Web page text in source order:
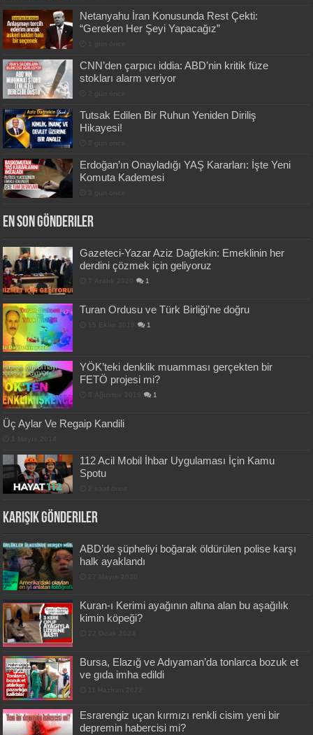
Netanyahu İran Konusunda Rest Çekti:
“Gereken Her Şeyi Yapacağız”
CNN’den çarpıcı iddia: ABD’nin kritik füze
stokları alarm veriyor
Tutsak Edilen Bir Ruhun Yeniden Diriliş
Hikayesi!
Erdoğan’ın Onayladığı YAŞ Kararları: İşte Yeni
Komuta Kademesi
En Son Gönderiler
Gazeteci-Yazar Aziz Dağtekin: Emeklinin her
derdini çözmek için geliyoruz
1
Turan Ordusu ve Türk Birliği’ne doğru
1
YÖK’teki denklik muamması gerçekten bir
FETÖ projesi mi?
1
Üç Aylar Ve Regaip Kandili
112 Acil Mobil İhbar Uygulaması İçin Kamu
Spotu
Karışık Gönderiler
ABD’de şüpheliyi boğarak öldürülen polise karşı
halk ayaklandı
Kuran-ı Kerimi ayağının altına alan bu aşağılık
kimin köpeği?
Bursa, Elazığ ve Adıyaman’da tonlarca bozuk et
ve gıda imha edildi
Esrarengiz uçan kırmızı renkli cisim yeni bir
depremin habercisi mi?